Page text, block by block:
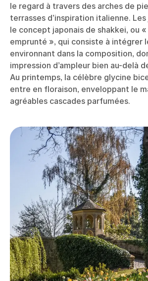
le regard à travers des arches de
terrasses d’inspiration italienne.
le concept japonais de shakkei, ou
emprunté », qui consiste à intégrer
environnant dans la composition,
impression d’ampleur bien au-delà
Au printemps, la célèbre glycine
entre en floraison, enveloppant le
agréables cascades parfumées.